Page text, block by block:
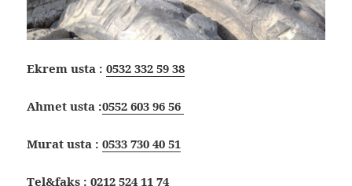
Ekrem usta :0532 332 59 38
Ahmet usta :0552 603 96 56
Murat usta :0533 730 40 51
Tel&faks :0212 524 11 74